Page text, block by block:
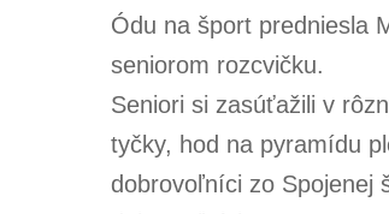
Ódu na šport predniesla
seniorom rozcvičku.
Seniori si zasúťažili v
tyčky, hod na pyramídu
dobrovoľníci zo Spojenej